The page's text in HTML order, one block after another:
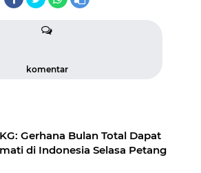
komentar
Gerhana Bulan Total Dapat
di Indonesia Selasa Petang